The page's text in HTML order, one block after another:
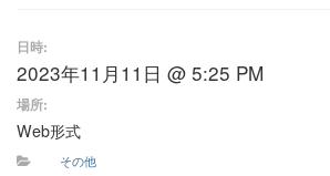
日時:
2023年11月11日 @ 5:25 PM
場所:
Web形式
その他